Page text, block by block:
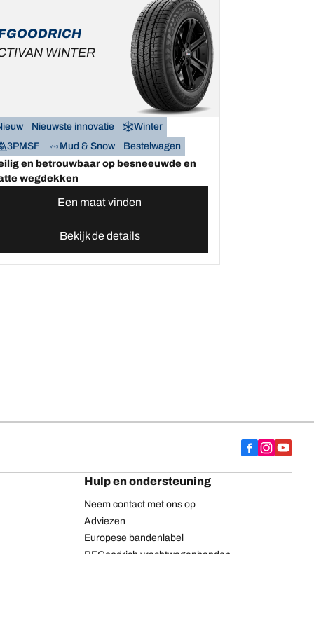
WINTER
Nieuwste innovatie
Winter
3PMSF
Mud & Snow
Bestelwagen
en betrouwbaar op besneeuwde en
wegdekken
Een maat vinden
Bekijk de details
Hulp en ondersteuning
Neem contact met ons op
Adviezen
Europese bandenlabel
BFGoodrich vrachtwagenbanden